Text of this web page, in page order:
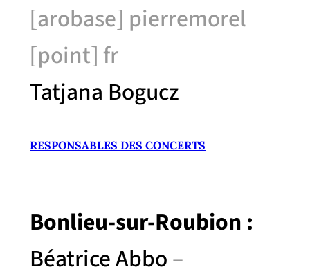
[arobase] pierremorel
[point] fr
Tatjana Bogucz
RESPONSABLES DES CONCERTS
Bonlieu-sur-Roubion :
Béatrice Abbo–